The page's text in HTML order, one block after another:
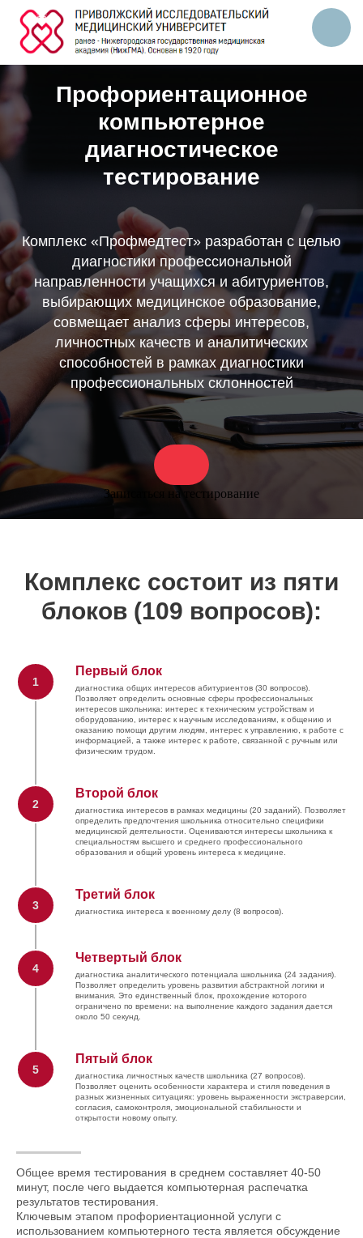
Профориентационное
компьютерное
диагностическое
тестирование
Комплекс «Профмедтест» разработан с целью
диагностики профессиональной
направленности учащихся и абитуриентов,
выбирающих медицинское образование,
совмещает анализ сферы интересов,
личностных качеств и аналитических
способностей в рамках диагностики
профессиональных склонностей
Записаться на тестирование
Комплекс состоит из пяти
блоков (109 вопросов):
1
Первый блок
диагностика общих интересов абитуриентов (30 вопросов).
Позволяет определить основные сферы профессиональных
интересов школьника: интерес к техническим устройствам и
оборудованию, интерес к научным исследованиям, к общению и
оказанию помощи другим людям, интерес к управлению, к работе с
информацией, а также интерес к работе, связанной с ручным или
физическим трудом.
2
Второй блок
диагностика интересов в рамках медицины (20 заданий). Позволяет
определить предпочтения школьника относительно специфики
медицинской деятельности. Оцениваются интересы школьника к
специальностям высшего и среднего профессионального
образования и общий уровень интереса к медицине.
3
Третий блок
диагностика интереса к военному делу (8 вопросов).
4
Четвертый блок
диагностика аналитического потенциала школьника (24 задания).
Позволяет определить уровень развития абстрактной логики и
внимания. Это единственный блок, прохождение которого
ограничено по времени: на выполнение каждого задания дается
около 50 секунд.
5
Пятый блок
диагностика личностных качеств школьника (27 вопросов).
Позволяет оценить особенности характера и стиля поведения в
разных жизненных ситуациях: уровень выраженности экстраверсии,
согласия, самоконтроля, эмоциональной стабильности и
открытости новому опыту.
Общее время тестирования в среднем составляет 40-50
минут, после чего выдается компьютерная распечатка
результатов тестирования.
Ключевым этапом профориентационной услуги с
использованием компьютерного теста является обсуждение